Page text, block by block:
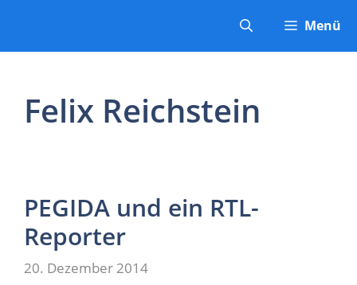
springen
Menü
Felix Reichstein
PEGIDA und ein RTL-
Reporter
20. Dezember 2014